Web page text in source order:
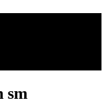
sm